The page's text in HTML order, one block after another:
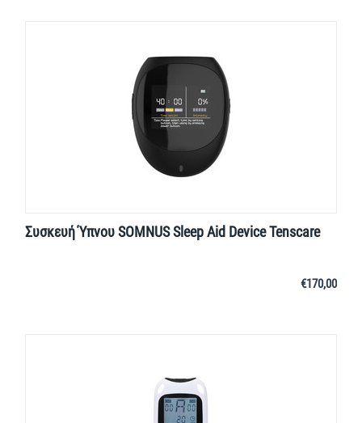
Συσκευή Ύπνου SOMNUS Sleep Aid Device Tenscare
€170,00